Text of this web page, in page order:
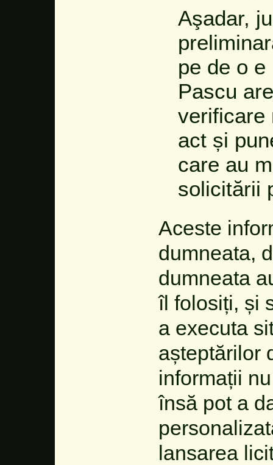
Aşadar,
pe de o
Pascu
verificare
act și
care au
solicitării
Aceste
dumneata,
dumneata
îl folosiți, și
a executa
așteptărilor
informații
însă pot a
lansarea